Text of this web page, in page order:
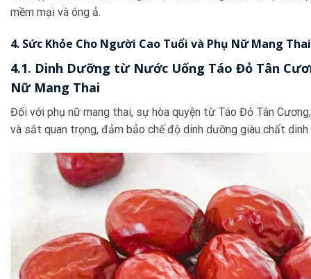
mềm mại và óng ả.
4. Sức Khỏe Cho Người Cao Tuổi và Phụ Nữ Mang
4.1. Dinh Dưỡng từ Nước Uống Táo Đỏ Tân
Nữ Mang Thai
Đối với phụ nữ mang thai, sự hòa quyện từ Táo Đỏ Tân
và sắt quan trọng, đảm bảo chế độ dinh dưỡng giàu chất dinh